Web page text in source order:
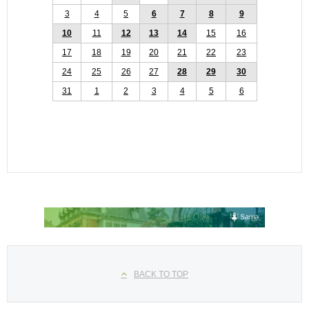
3
4 5 6 7 8
9
10
11 12 13 14 15
16
17
18 19 20 21 22
23
24
25 26 27 28 29
30
31
1 2 3 4 5 6
BACK TO TOP